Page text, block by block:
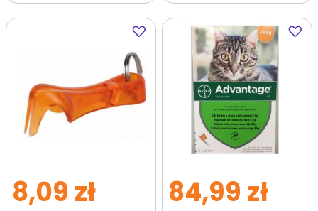
Dodaj
do
ulubionych
8,09 zł
Dodaj
do
84,99 zł